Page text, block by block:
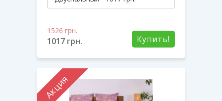
Купить!
1526грн.
1017 грн.
Акция